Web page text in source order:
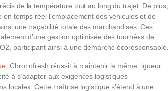
de la température tout au long du trajet. De plus,
temps réel l’emplacement des véhicules et de
une traçabilité totale des marchandises. Ces
d’une gestion optimisée des tournées de
participant ainsi à une démarche écoresponsable.
, Chronofresh réussit à maintenir la même rigueur
à s’adapter aux exigences logistiques
locales. Cette maîtrise logistique s’étend à une